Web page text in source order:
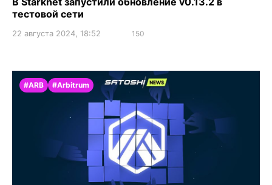
тестовой сети
22 августа 2024, 18:52 150
#ARB #Arbitrum